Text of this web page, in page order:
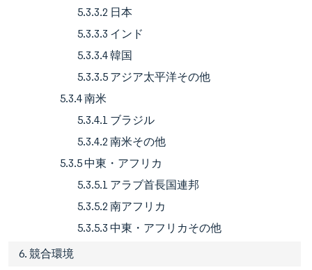
5.3.3.2 日本
5.3.3.3 インド
5.3.3.4 韓国
5.3.3.5 アジア太平洋その他
5.3.4 南米
5.3.4.1 ブラジル
5.3.4.2 南米その他
5.3.5 中東・アフリカ
5.3.5.1 アラブ首長国連邦
5.3.5.2 南アフリカ
5.3.5.3 中東・アフリカその他
6. 競合環境